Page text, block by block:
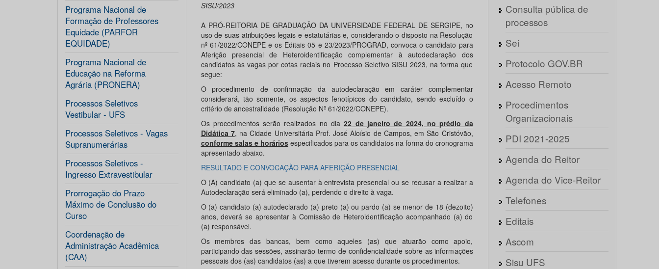
Programa Nacional de
Formação de Professores
Equidade (PARFOR
EQUIDADE)
Programa Nacional de
Educação na Reforma
Agrária (PRONERA)
Processos Seletivos
Vestibular - UFS
Processos Seletivos - Vagas
Supranumerárias
Processos Seletivos -
Ingresso Extravestibular
Prorrogação do Prazo
Máximo de Conclusão do
Curso
Coordenação de
Administração Acadêmica
(CAA)
SISU/2023
A PRÓ-REITORIA DE GRADUAÇÃO DA UNIVERSIDADE FEDERAL DE SERGIPE, no
uso de suas atribuições legais e estatutárias e, considerando o disposto na Resolução
nº 61/2022/CONEPE e os Editais 05 e 23/2023/PROGRAD, convoca o candidato para
Aferição presencial de Heteroidentificação complementar à autodeclaração dos
candidatos às vagas por cotas raciais no Processo Seletivo SISU 2023, na forma que
segue:
O procedimento de confirmação da autodeclaração em caráter complementar
considerará, tão somente, os aspectos fenotípicos do candidato, sendo excluído o
critério de ancestralidade (Resolução Nº 61/2022/CONEPE).
Os procedimentos serão realizados no dia22 de janeiro de 2024, no prédio da
Didática 7, na Cidade Universitária Prof. José Aloísio de Campos, em São Cristóvão,
conforme salas e horáriosespecificados para os candidatos na forma do cronograma
apresentado abaixo.
RESULTADO E CONVOCAÇÃO PARA AFERIÇÃO PRESENCIAL
O (A) candidato (a) que se ausentar à entrevista presencial ou se recusar a realizar a
Autodeclaração será eliminado (a), perdendo o direito à vaga.
O (a) candidato (a) autodeclarado (a) preto (a) ou pardo (a) se menor de 18 (dezoito)
anos, deverá se apresentar à Comissão de Heteroidentificação acompanhado (a) do
(a) responsável.
Os membros das bancas, bem como aqueles (as) que atuarão como apoio,
participando das sessões, assinarão termo de confidencialidade sobre as informações
pessoais dos (as) candidatos (as) a que tiverem acesso durante os procedimentos.
Consulta pública de
processos
Sei
Protocolo GOV.BR
Acesso Remoto
Procedimentos
Organizacionais
PDI 2021-2025
Agenda do Reitor
Agenda do Vice-Reitor
Telefones
Editais
Ascom
Sisu UFS